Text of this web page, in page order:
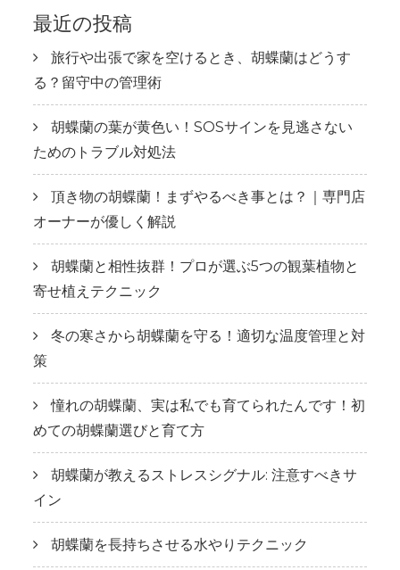
最近の投稿
旅行や出張で家を空けるとき、胡蝶蘭はどうす
る？留守中の管理術
胡蝶蘭の葉が黄色い！SOSサインを見逃さない
ためのトラブル対処法
頂き物の胡蝶蘭！まずやるべき事とは？｜専門店
オーナーが優しく解説
胡蝶蘭と相性抜群！プロが選ぶ5つの観葉植物と
寄せ植えテクニック
冬の寒さから胡蝶蘭を守る！適切な温度管理と対
策
憧れの胡蝶蘭、実は私でも育てられたんです！初
めての胡蝶蘭選びと育て方
胡蝶蘭が教えるストレスシグナル: 注意すべきサ
イン
胡蝶蘭を長持ちさせる水やりテクニック